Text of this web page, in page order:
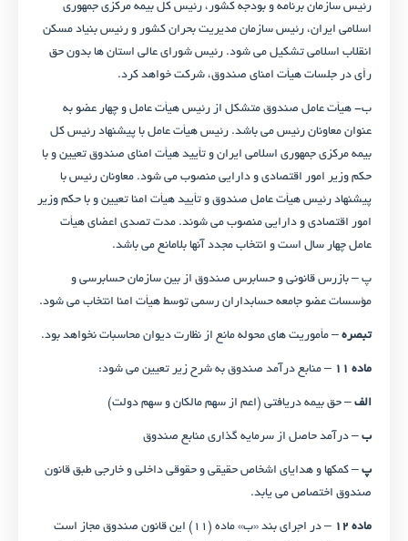
رئیس سازمان برنامه و بودجه کشور، رئیس کل بیمه مرکزی جمهوری
اسلامی ایران، رئیس سازمان مدیریت بحران کشور و رئیس بنیاد مسکن
انقلاب اسلامی تشکیل می ‌شود. رئیس شورای عالی استان ‌ها بدون حق
رأی در جلسات هیأت امنای صندوق، شرکت خواهد کرد.
ب- هیأت عامل صندوق متشکل از رئیس هیأت عامل و چهار عضو به
عنوان معاونان رئیس می ‌باشد. رئیس هیأت عامل با پیشنهاد رئیس کل
بیمه مرکزی جمهوری اسلامی ایران و تأیید هیأت امنای صندوق تعیین و با
حکم وزیر امور اقتصادی و دارایی منصوب می‌ شود. معاونان رئیس با
پیشنهاد رئیس هیأت عامل صندوق و تأیید هیأت امنا تعیین و با حکم وزیر
امور اقتصادی و دارایی منصوب می‌ شوند. مدت تصدی اعضای هیأت
عامل چهار سال است و انتخاب مجدد آنها بلامانع می‌ باشد.
پ – بازرس قانونی و حسابرس صندوق از بین سازمان حسابرسی و
مؤسسات عضو جامعه حسابداران رسمی توسط هیأت امنا انتخاب می ‌شود.
تبصره – مأموریت‌ های محوله مانع از نظارت دیوان محاسبات نخواهد بود.
ماده ۱۱ – منابع درآمد صندوق به شرح زیر تعیین می‌ شود:
الف – حق ‌بیمه دریافتی (اعم از سهم مالکان و سهم دولت)
ب – درآمد حاصل از سرمایه ‌گذاری منابع صندوق
پ – کمکها و هدایای اشخاص حقیقی و حقوقی داخلی و خارجی طبق قانون
صندوق اختصاص می‌ یابد.
ماده ۱۲
– در اجرای بند «ب» ماده (۱۱) این قانون صندوق مجاز است